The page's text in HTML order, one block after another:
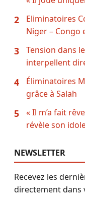
2
Eliminatoires
Niger – Congo
3
Tension dans
interpellent
4
Éliminatoires
grâce à Salah
5
« Il m’a fait
révèle son
NEWSLETTER
Recevez les
directement dans